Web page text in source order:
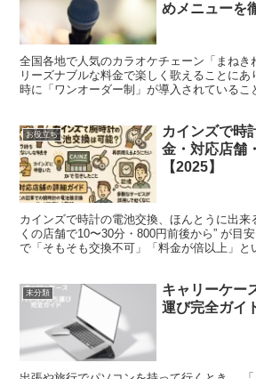
めメニューを
全国各地で人気のカラオケチェーン「まねき
リーズナブルな料金で楽しく歌えることに
時に「ワンオーダー制」が導入されているこ
お役立ち
カインズで時
金・対応店舗
【2025】
カインズで時計の電池交換、ほんとうに出来
くの店舗で10〜30分・800円前後から” が目
で「そもそも交換不可」「料金が倍以上」と
未分類
キャリーケー
運び完全ガイ